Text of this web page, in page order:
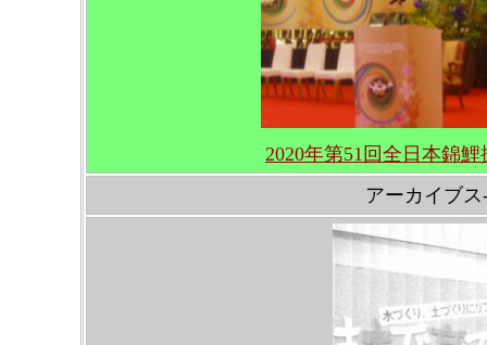
2020年第51回全日本錦
アーカイブ